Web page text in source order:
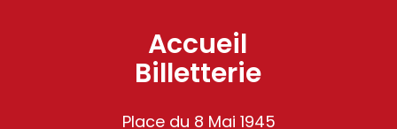
Accueil
Billetterie
Place du 8 Mai 1945